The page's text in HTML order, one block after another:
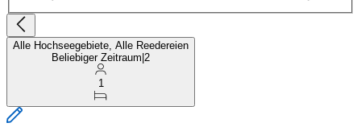
Alle Hochseegebiete, Alle Reedereien
Beliebiger Zeitraum 2
1